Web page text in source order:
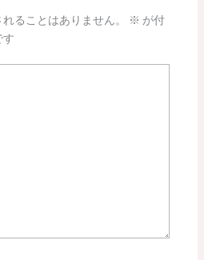
ることはありません。 ※ が付
す